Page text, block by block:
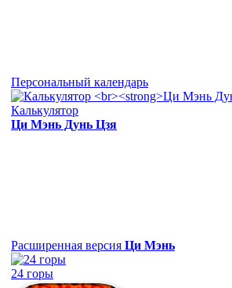
Персональный календарь
Калькулятор
Ци Мэнь Дунь Цзя
Расширенная версия Ци Мэнь
24 горы